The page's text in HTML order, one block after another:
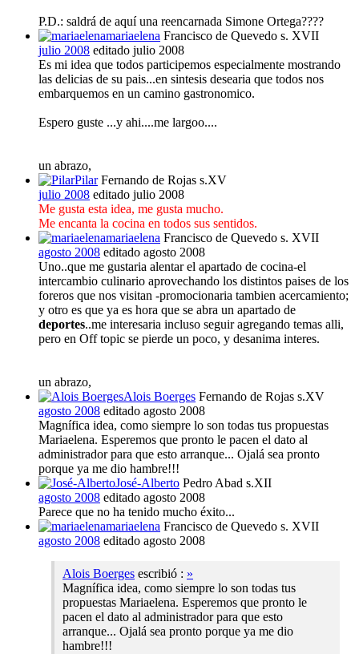
P.D.: saldrá de aquí una reencarnada Simone Ortega????
mariaelena Francisco de Quevedo s. XVII
julio 2008 editado julio 2008
Es mi idea que todos participemos especialmente mostrando
las delicias de su pais...en sintesis desearia que todos nos
embarquemos en un camino gastronomico.
Espero guste ...y ahi....me largoo....
un abrazo,
Pilar Fernando de Rojas s.XV
julio 2008 editado julio 2008
Me gusta esta idea, me gusta mucho.
Me encanta la cocina en todos sus sentidos.
mariaelena Francisco de Quevedo s. XVII
agosto 2008 editado agosto 2008
Uno..que me gustaria alentar el apartado de cocina-el
intercambio culinario aprovechando los distintos paises de los
foreros que nos visitan -promocionaria tambien acercamiento;
y otro es que ya es hora que se abra un apartado de
deportes..me interesaria incluso seguir agregando temas alli,
pero en Off topic se pierde un poco, y desanima interes.
un abrazo,
Alois Boerges Fernando de Rojas s.XV
agosto 2008 editado agosto 2008
Magnífica idea, como siempre lo son todas tus propuestas
Mariaelena. Esperemos que pronto le pacen el dato al
administrador para que esto arranque... Ojalá sea pronto
porque ya me dio hambre!!!
José-Alberto Pedro Abad s.XII
agosto 2008 editado agosto 2008
Parece que no ha tenido mucho éxito...
mariaelena Francisco de Quevedo s. XVII
agosto 2008 editado agosto 2008
Alois Boerges escribió : »
Magnífica idea, como siempre lo son todas tus
propuestas Mariaelena. Esperemos que pronto le
pacen el dato al administrador para que esto
arranque... Ojalá sea pronto porque ya me dio
hambre!!!